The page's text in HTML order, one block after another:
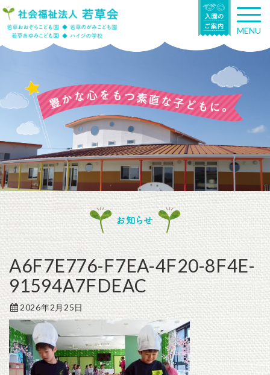
T
o
g
n
g
a
t
n
MENU
お知らせ
A6F7E776-F7EA-4F20-8F4E-
91594A7FDEAC
2026年2月25日